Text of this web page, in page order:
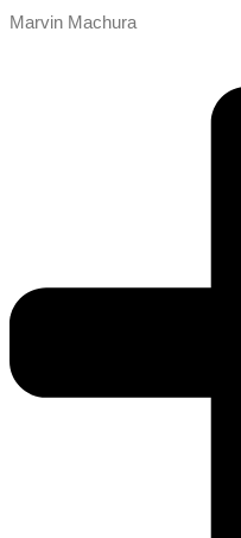
Marvin Machura